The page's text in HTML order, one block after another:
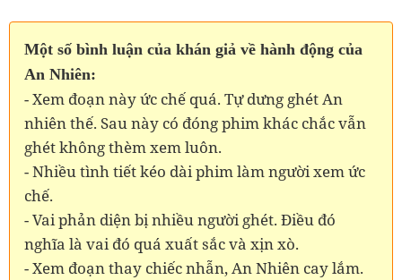
Một số bình luận của khán giả về hành động của
An Nhiên:
- Xem đoạn này ức chế quá. Tự dưng ghét An
nhiên thế. Sau này có đóng phim khác chắc vẫn
ghét không thèm xem luôn.
- Nhiều tình tiết kéo dài phim làm người xem ức
chế.
- Vai phản diện bị nhiều người ghét. Điều đó
nghĩa là vai đó quá xuất sắc và xịn xò.
- Xem đoạn thay chiếc nhẫn, An Nhiên cay lắm.